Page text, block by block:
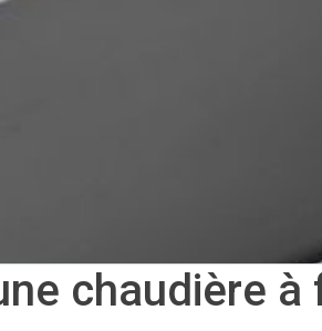
chaudière à